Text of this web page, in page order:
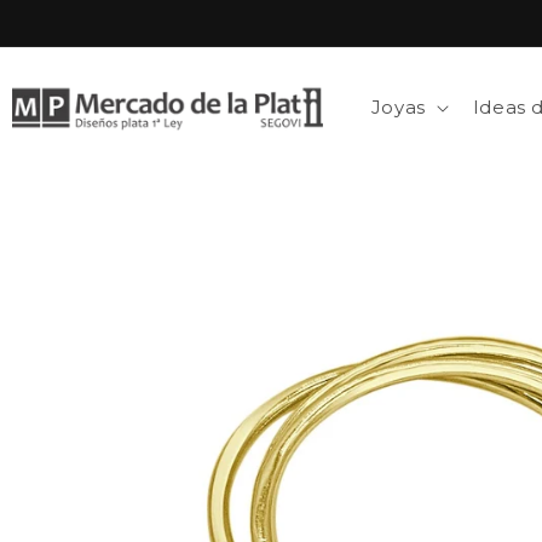
al contenido
Joyas Ideas